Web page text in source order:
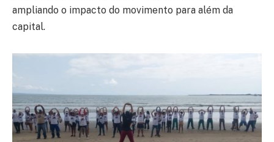
ampliando o impacto do movimento para além da
capital.